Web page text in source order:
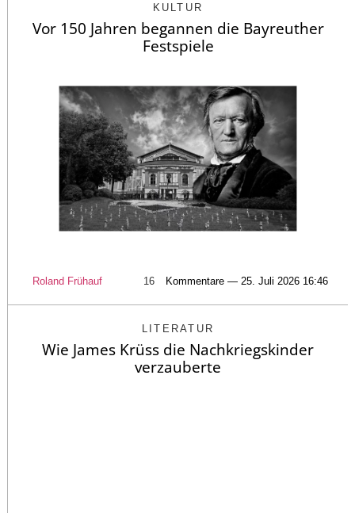
KULTUR
Vor 150 Jahren begannen die Bayreuther
Festspiele
Roland Frühauf 16 Kommentare — 25. Juli 2026 16:46
LITERATUR
Wie James Krüss die Nachkriegskinder
verzauberte